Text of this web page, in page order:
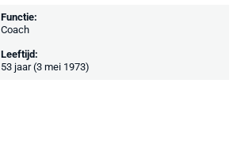
Functie:
Coach
Leeftijd:
53 jaar (3 mei 1973)